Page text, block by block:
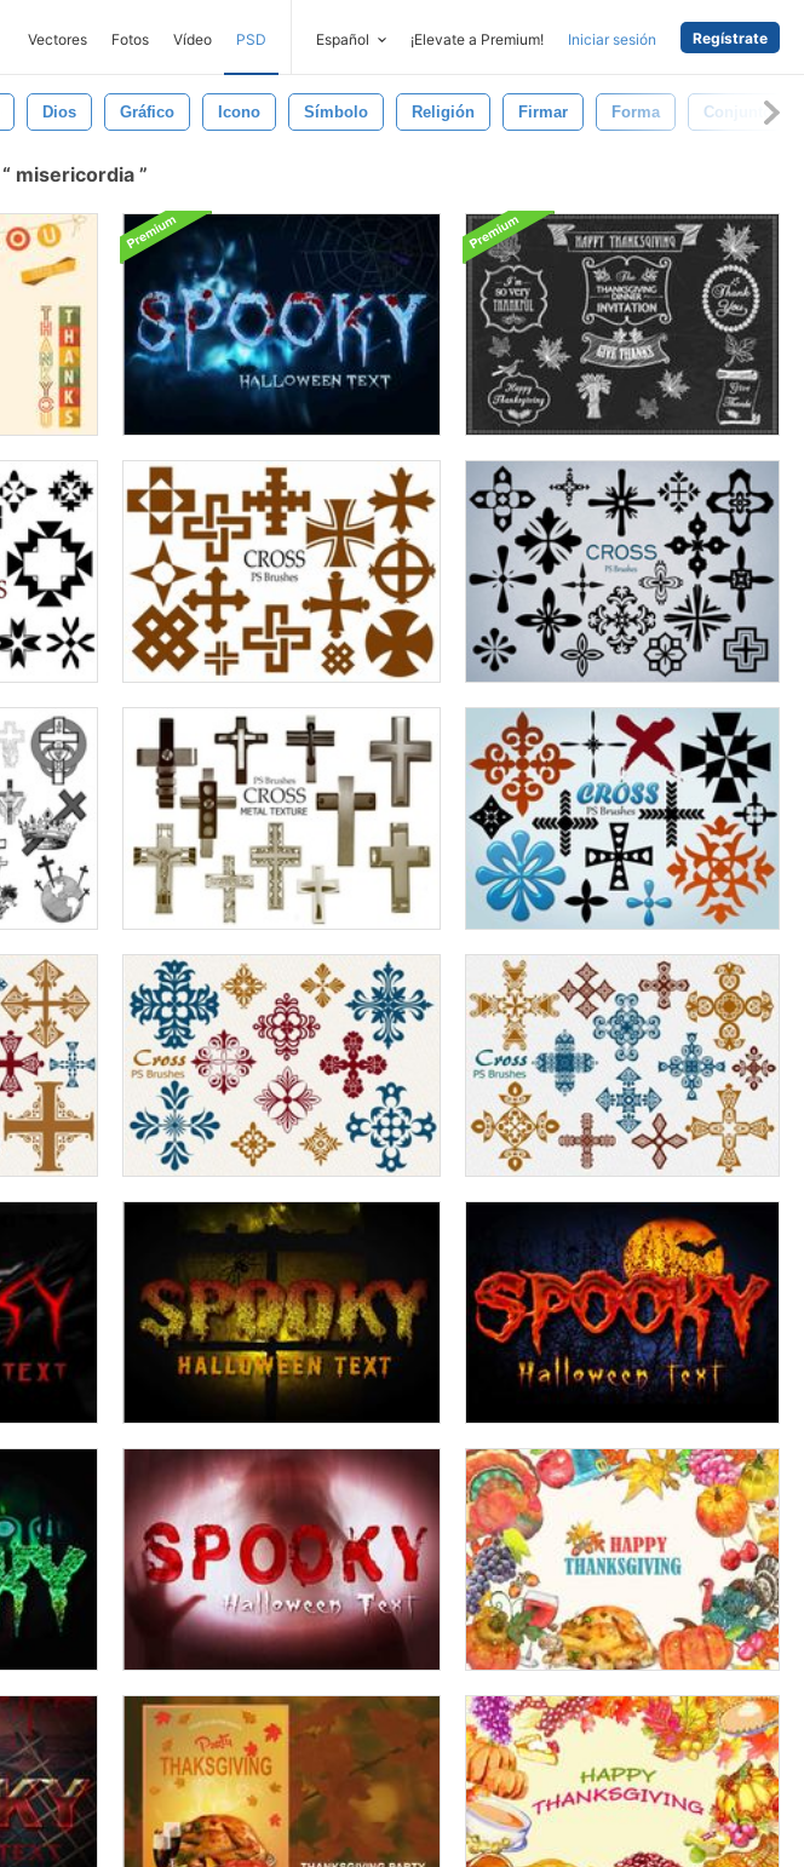
Vectores Fotos Vídeo PSD Español ¡Elevate a Premium! Iniciar sesión Regístrate
Dios Gráfico Icono Símbolo Religión Firmar Forma Conjunto
misericordia